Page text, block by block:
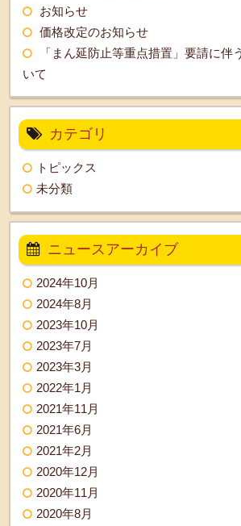
お知らせ
価格改定のお知らせ
「まん延防止等重点措置」要請に伴
いて
カテゴリ
トピックス
未分類
ニュースアーカイブ
2024年10月
2024年8月
2023年10月
2023年7月
2023年3月
2022年1月
2021年11月
2021年6月
2021年2月
2020年12月
2020年11月
2020年8月